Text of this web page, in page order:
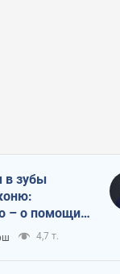
в зубы
– о помощи
4,7 т.